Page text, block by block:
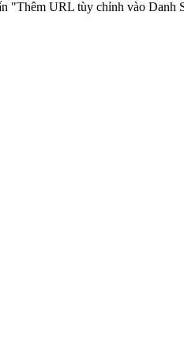
"Thêm URL tùy chỉnh vào Danh